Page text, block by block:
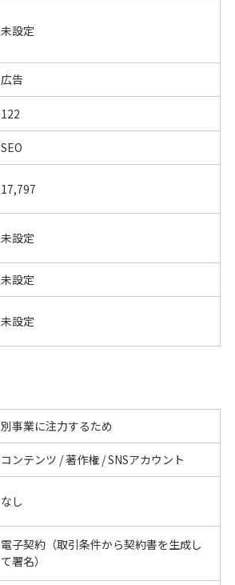
未設定
広告
122
SEO
17,797
未設定
未設定
未設定
別事業に注力するため
コンテンツ / 著作権 / SNSアカウント
なし
電子契約（取引条件から契約書を生成し
て署名）